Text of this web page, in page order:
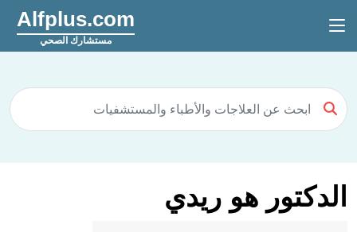
Alfplus.com
مستشارك الصحي
الدكتور هو ريدي